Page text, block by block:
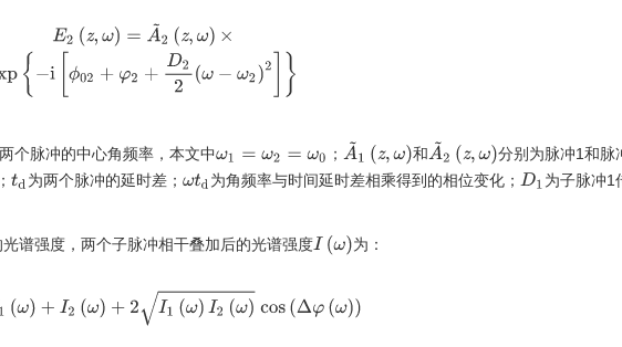
A~2 (z,ω)× exp {−i[ ϕ02 +φ2+
个脉冲的中心角频率，本文中ω1 =ω 2=ω0 ； A~ 1(z, ω) 和 A~2(z, ω) 分别为脉冲1和脉
td 为两个脉冲的延时差； ωtd 为角频率与时间延时差相乘得到的相位变化； D1 为子脉冲1
谱强度，两个子脉冲相干叠加后的光谱强度I( ω) 为：
ω = 1 ω) I2 (ω )+ 2I (ω)I2(ω)cos(Δφ